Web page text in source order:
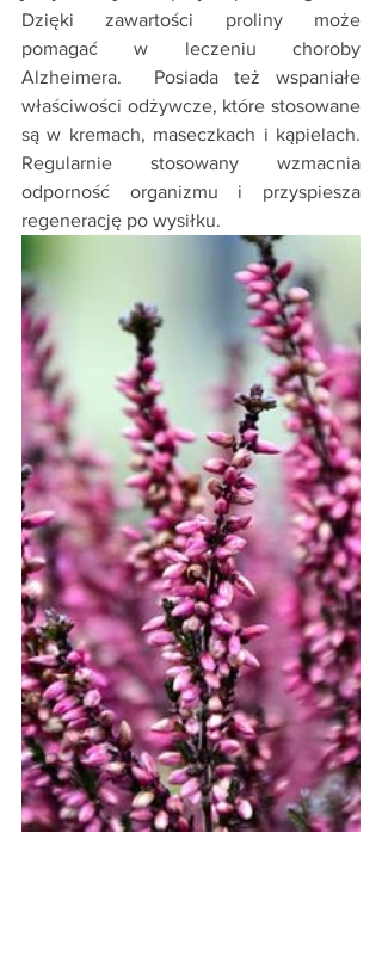
Dzięki zawartości proliny może
pomagać w leczeniu choroby
Alzheimera.  Posiada też wspaniałe
właściwości odżywcze, które stosowane
są w kremach, maseczkach i kąpielach.
Regularnie stosowany wzmacnia
odporność organizmu i przyspiesza
regenerację po wysiłku.